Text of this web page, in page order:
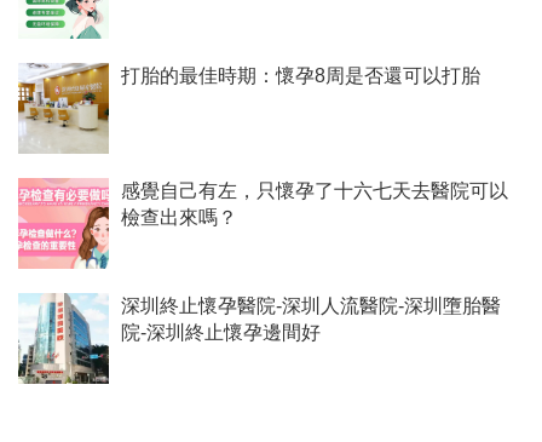
打胎的最佳時期：懷孕8周是否還可以打胎
感覺自己有左，只懷孕了十六七天去醫院可以
檢查出來嗎？
深圳終止懷孕醫院-深圳人流醫院-深圳墮胎醫
院-深圳終止懷孕邊間好